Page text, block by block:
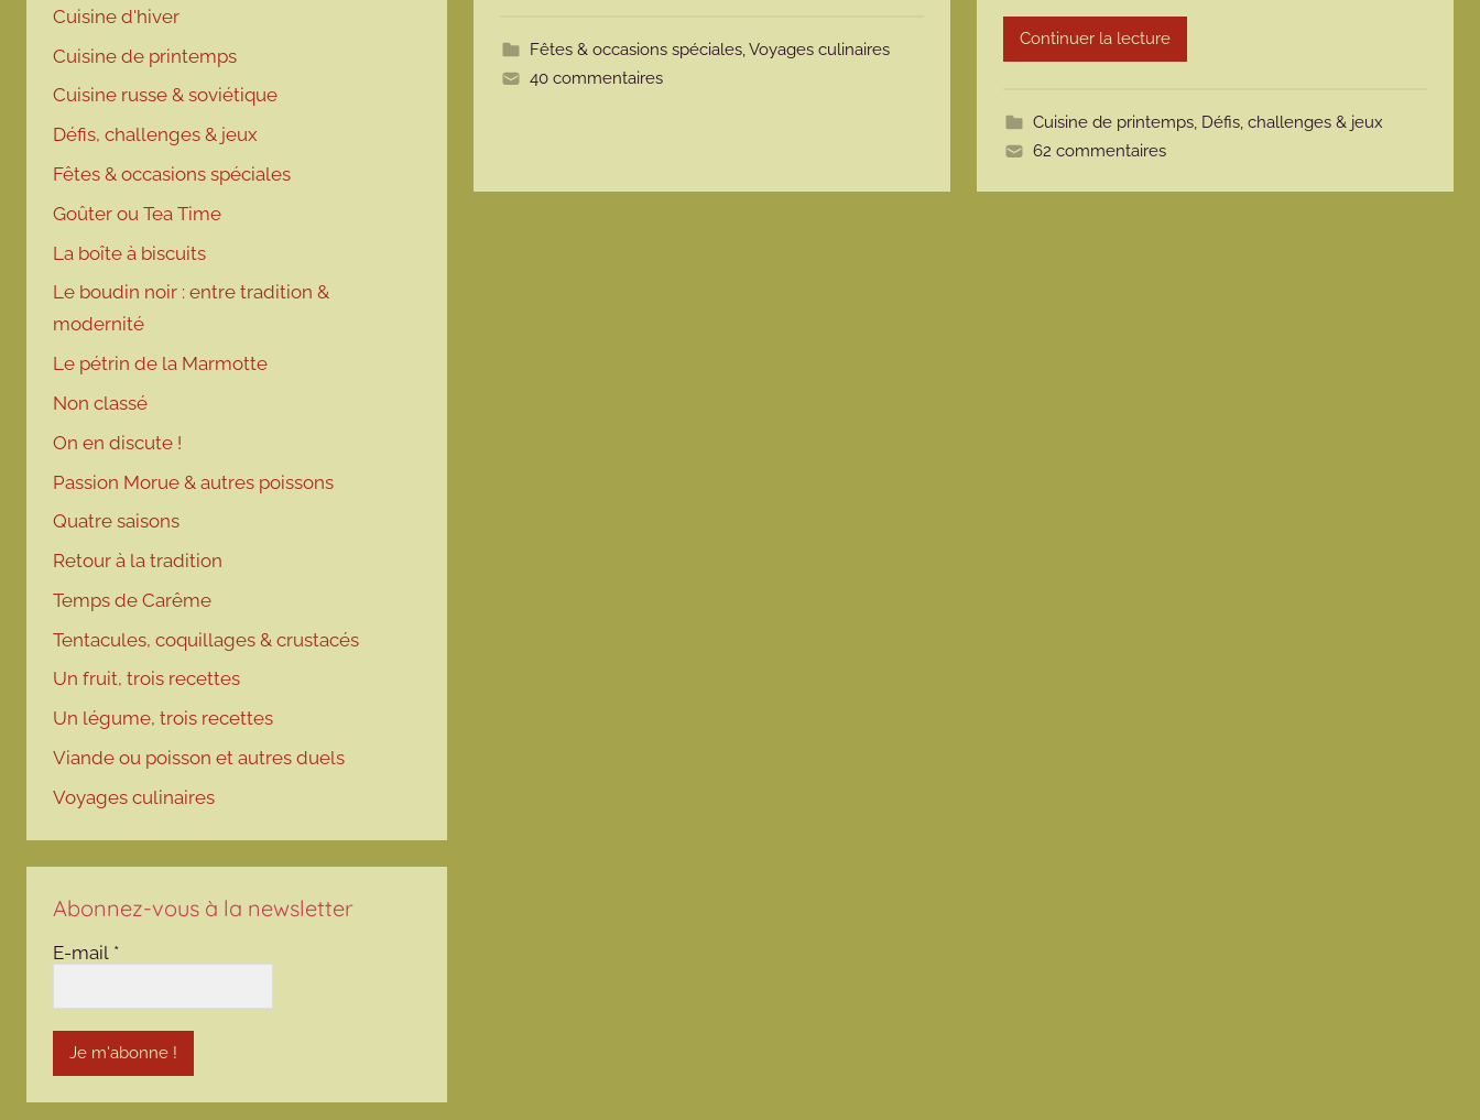
e
Fêtes & occasions spéciales,Voyages culinaires
40 commentaires
o
t
e
Continuer la lecture
Cuisine de printemps, Défis, challenges & jeux
62 commentaires
Cuisine d'hiver
Cuisine de printemps
Cuisine russe & soviétique
Défis, challenges & jeux
Fêtes & occasions spéciales
Goûter ou Tea Time
La boîte à biscuits
Le boudin noir : entre tradition &
modernité
Le pétrin de la Marmotte
Non classé
On en discute !
Passion Morue & autres poissons
Quatre saisons
Retour à la tradition
Temps de Carême
Tentacules, coquillages & crustacés
Un fruit, trois recettes
Un légume, trois recettes
Viande ou poisson et autres duels
Voyages culinaires
Abonnez-vous à la newsletter
E-mail *